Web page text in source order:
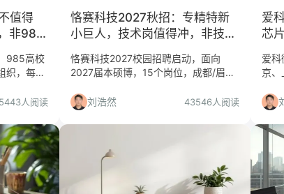
值得
非985
985高校
织，每周
慎。人阅读
恪赛科技2027秋招：专精特新
小巨人，技术岗值得冲，非技术
恪赛科技2027校园招聘启动，面向
2027届本硕博，15个岗位，成都/眉山/
匹配、投递风险三个维度给出判断，帮
你决定是否投递。
刘浩然 43546人阅读
爱
芯
爱
京、
可。
空
断是